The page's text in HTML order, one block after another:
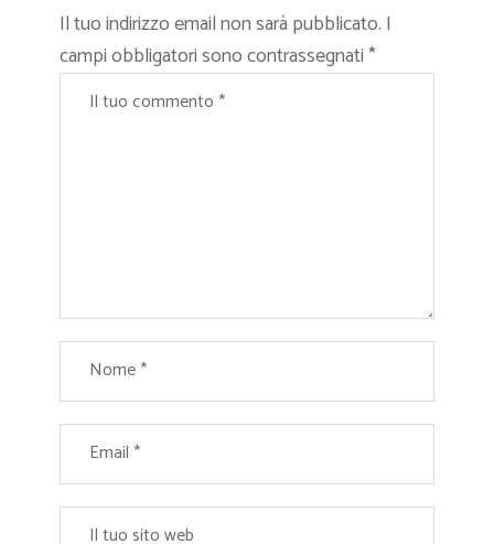
Il tuo indirizzo email non sarà pubblicato. I
campi obbligatori sono contrassegnati*